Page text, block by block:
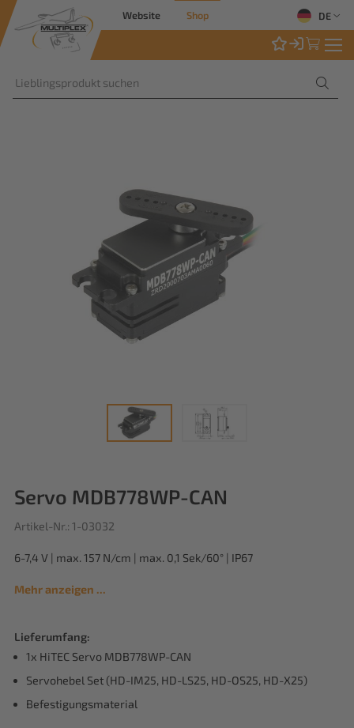
Website Shop DE
Servo MDB778WP-CAN
Artikel-Nr.: 1-03032
6-7,4 V | max. 157 N/cm | max. 0,1 Sek/60° | IP67
Mehr anzeigen ...
Lieferumfang:
1x HiTEC Servo MDB778WP-CAN
Servohebel Set (HD-IM25, HD-LS25, HD-OS25, HD-X25)
Befestigungsmaterial